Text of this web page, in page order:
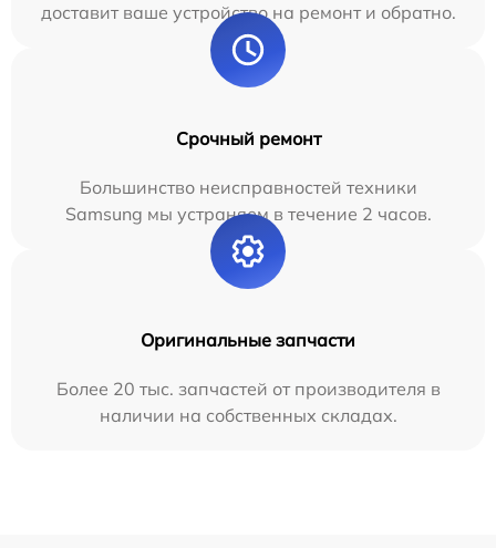
доставит ваше устройство на ремонт и обратно.
Срочный ремонт
Большинство неисправностей техники
Samsung мы устраняем в течение 2 часов.
Оригинальные запчасти
Более 20 тыс. запчастей от производителя в
наличии на собственных складах.